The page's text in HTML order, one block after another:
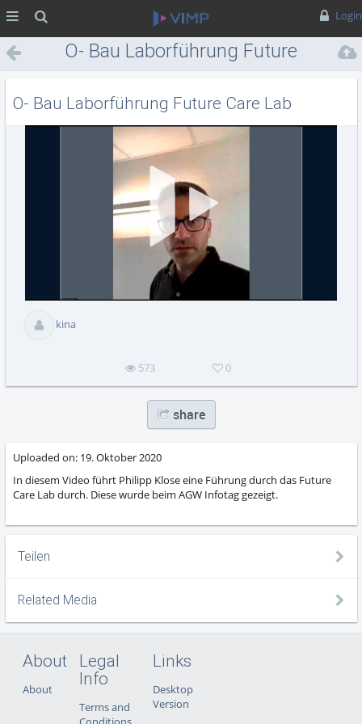
Login
O- Bau Laborführung Future
Care Lab
O- Bau Laborführung Future Care Lab
kina
573 0
share
Uploaded on: 19. Oktober 2020
In diesem Video führt Philipp Klose eine Führung durch das Future
Care Lab durch. Diese wurde beim AGW Infotag gezeigt.
Teilen
Related Media
About
About
Legal
Info
Terms and
Links
Desktop
Version